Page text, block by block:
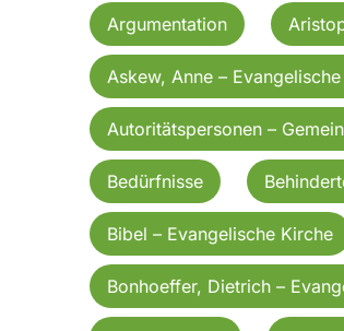
Argumentation
Askew, Anne –
Autoritätspersonen –
Bedürfnisse
Bibel – Evangelische Kirche
Bonhoeffer, Dietrich –